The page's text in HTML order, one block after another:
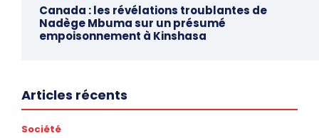
Canada : les révélations troublantes de
Nadège Mbuma sur un présumé
empoisonnement à Kinshasa
Articles récents
Société